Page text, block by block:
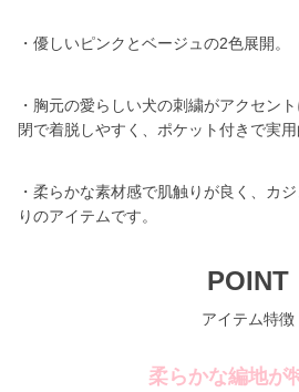
・優しいピンクとベージュの2色展開。
・胸元の愛らしい犬の刺繍がアクセン
閉で着脱しやすく、ポケット付きで実用
・柔らかな素材感で肌触りが良く、カ
りのアイテムです。
POINT
アイテム特徴
柔らかな編地が